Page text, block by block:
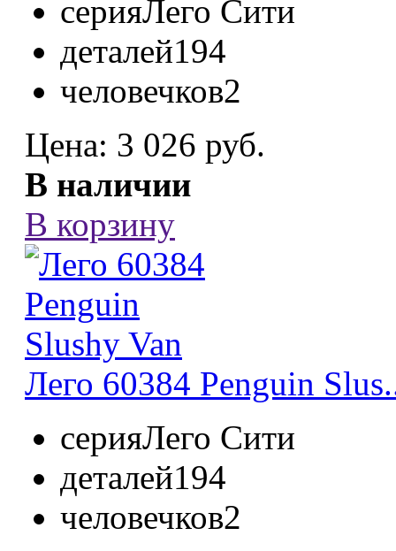
серияЛего Сити
деталей194
человечков2
Цена: 3 026 руб.
В наличии
В корзину
Лего 60384 Penguin
серияЛего Сити
деталей194
человечков2